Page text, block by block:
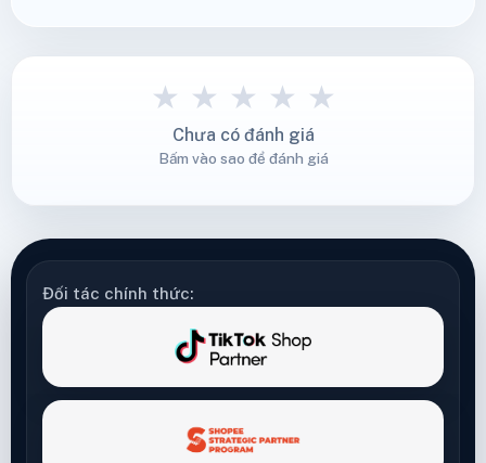
★ ★ ★ ★ ★
Chưa có đánh giá
Bấm vào sao để đánh giá
Đối tác chính thức: